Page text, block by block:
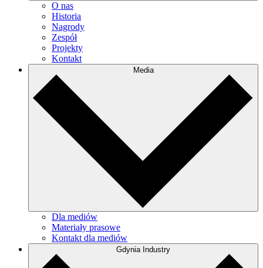
O nas
Historia
Nagrody
Zespół
Projekty
Kontakt
Media
Dla mediów
Materiały prasowe
Kontakt dla mediów
Gdynia Industry